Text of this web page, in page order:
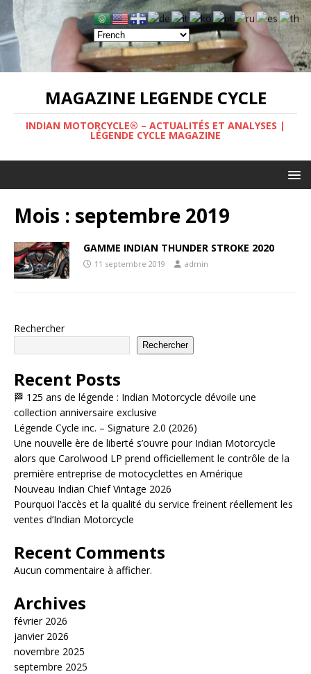
MAGAZINE LEGENDE CYCLE
INDIAN MOTORCYCLE® – ACTUALITÉS ET ANALYSES |
LÉGENDE CYCLE MAGAZINE
Mois : septembre 2019
GAMME INDIAN THUNDER STROKE 2020
11 septembre 2019 admin
Rechercher
Rechercher
Recent Posts
🏁 125 ans de légende : Indian Motorcycle dévoile une
collection anniversaire exclusive
Légende Cycle inc. – Signature 2.0 (2026)
Une nouvelle ère de liberté s’ouvre pour Indian Motorcycle
alors que Carolwood LP prend officiellement le contrôle de la
première entreprise de motocyclettes en Amérique
Nouveau Indian Chief Vintage 2026
Pourquoi l’accès et la qualité du service freinent réellement les
ventes d’Indian Motorcycle
Recent Comments
Aucun commentaire à afficher.
Archives
février 2026
janvier 2026
novembre 2025
septembre 2025